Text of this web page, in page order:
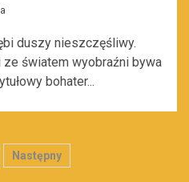
duszy nieszczęśliwy.
światem wyobraźni bywa
bohater...
Następny